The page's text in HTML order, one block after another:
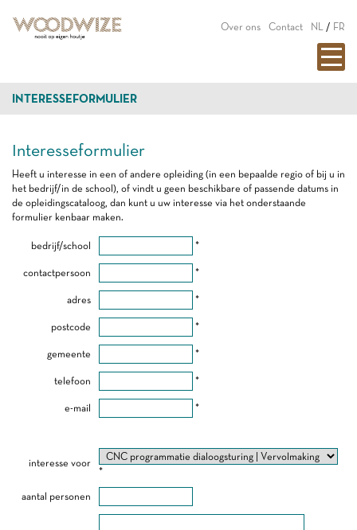
Over ons Contact NL / FR
INTERESSEFORMULIER
Interesseformulier
Heeft u interesse in een of andere opleiding (in een bepaalde regio of bij u in
het bedrijf/in de school), of vindt u geen beschikbare of passende datums in
de opleidingscataloog, dan kunt u uw interesse via het onderstaande
formulier kenbaar maken.
bedrijf/school *
contactpersoon *
adres *
postcode *
gemeente *
telefoon *
e-mail *
interesse voor
*
aantal personen